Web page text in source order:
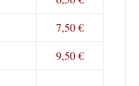
7,50 €
9,50 €